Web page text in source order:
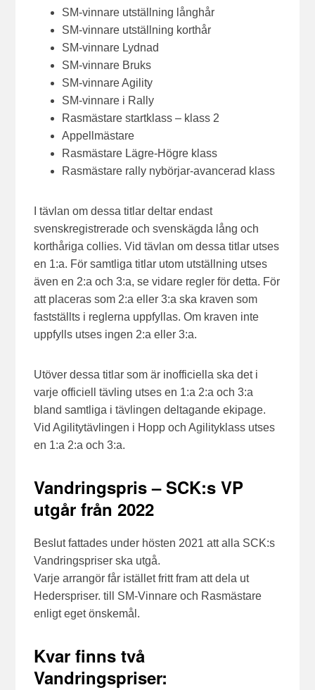
SM-vinnare utställning långhår
SM-vinnare utställning korthår
SM-vinnare Lydnad
SM-vinnare Bruks
SM-vinnare Agility
SM-vinnare i Rally
Rasmästare startklass – klass 2
Appellmästare
Rasmästare Lägre-Högre klass
Rasmästare rally nybörjar-avancerad klass
I tävlan om dessa titlar deltar endast
svenskregistrerade och svenskägda lång och
korthåriga collies. Vid tävlan om dessa titlar utses
en 1:a. För samtliga titlar utom utställning utses
även en 2:a och 3:a, se vidare regler för detta. För
att placeras som 2:a eller 3:a ska kraven som
fastställts i reglerna uppfyllas. Om kraven inte
uppfylls utses ingen 2:a eller 3:a.
Utöver dessa titlar som är inofficiella ska det i
varje officiell tävling utses en 1:a 2:a och 3:a
bland samtliga i tävlingen deltagande ekipage.
Vid Agilitytävlingen i Hopp och Agilityklass utses
en 1:a 2:a och 3:a.
Vandringspris – SCK:s VP
utgår från 2022
Beslut fattades under hösten 2021 att alla SCK:s
Vandringspriser ska utgå.
Varje arrangör får istället fritt fram att dela ut
Hederspriser. till SM-Vinnare och Rasmästare
enligt eget önskemål.
Kvar finns två
Vandringspriser: